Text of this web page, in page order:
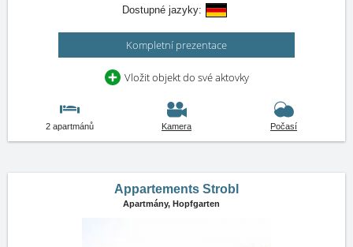
Dostupné jazyky:
Kompletní prezentace
Vložit objekt do své aktovky
2 apartmánů Kamera Počasí
Appartements Strobl
Apartmány, Hopfgarten